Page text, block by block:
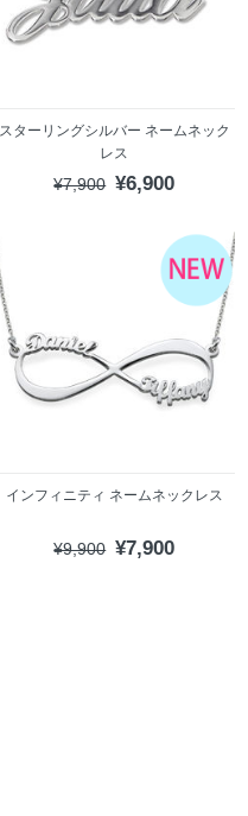
スターリングシルバー ネームネック
レス
¥7,900 ¥6,900
インフィニティ ネームネックレス
¥9,900 ¥7,900